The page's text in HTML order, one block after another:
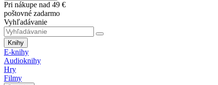
Pri nákupe nad 49 €
poštovné zadarmo
Vyhľadávanie
Knihy
E-knihy
Audioknihy
Hry
Filmy